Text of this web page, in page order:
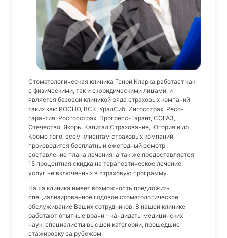
Стоматологическая клиника Генри Кларка работает как
с физическими, так и с юридическими лицами, и
является базовой клиникой ряда страховых компаний
таких как: РОСНО, ВСК, УралСиб, Ингосстрах, Ресо-
гарантия, Росгосстрах, Прогресс-Гарант, СОГАЗ,
Отечество, Якорь, Капитал Страхование, Югория и др.
Кроме того, всем клиентам страховых компаний
производится бесплатный ежегодный осмотр,
составление плана лечения, а так же предоставляется
15 процентная скидка на терапевтическое лечение,
услуг не включенных в страховую программу.
Наша клиника имеет возможность предложить
специализированное годовое стоматологическое
обслуживание Ваших сотрудников. В нашей клинике
работают опытные врачи - кандидаты медицинских
наук, специалисты высшей категории, прошедшие
стажировку за рубежом.